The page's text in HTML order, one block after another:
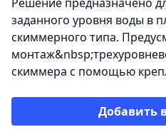
заданного уровня воды в
скиммерного типа.
скиммера с помощью
Добавить